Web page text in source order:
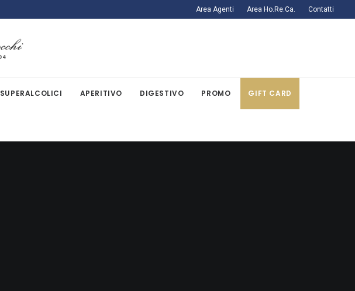
Area Agenti Area Ho.Re.Ca. Contatti
SUPERALCOLICI APERITIVO DIGESTIVO PROMO GIFT CARD